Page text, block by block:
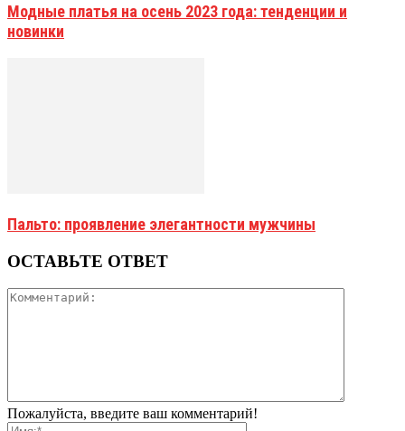
Модные платья на осень 2023 года: тенденции и
новинки
Пальто: проявление элегантности мужчины
ОСТАВЬТЕ ОТВЕТ
Пожалуйста, введите ваш комментарий!